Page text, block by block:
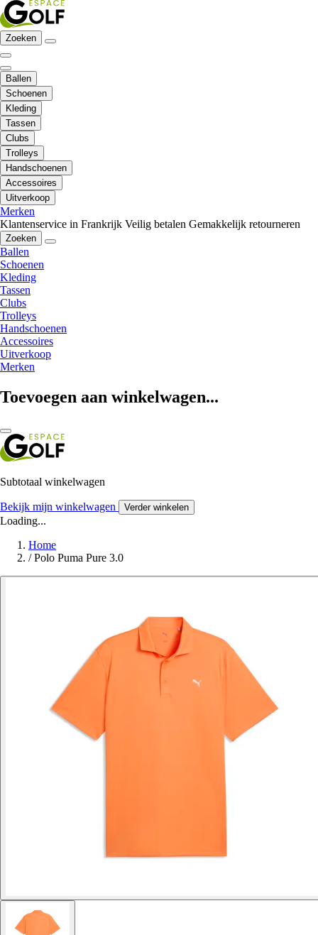
Zoeken
Ballen
Schoenen
Kleding
Tassen
Clubs
Trolleys
Handschoenen
Accessoires
Uitverkoop
Merken
Klantenservice in Frankrijk Veilig betalen Gemakkelijk retourneren
Zoeken
Ballen
Schoenen
Kleding
Tassen
Clubs
Trolleys
Handschoenen
Accessoires
Uitverkoop
Merken
Toevoegen aan winkelwagen...
Subtotaal winkelwagen
Bekijk mijn winkelwagen Verder winkelen
Loading...
Home
/ Polo Puma Pure 3.0